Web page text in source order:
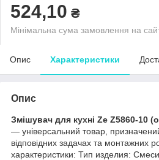
524,10 ₴
Мінімальна сума замовлення на
Опис Характеристики
Опис
Змішувач для кухні Ze Z5860-10
— універсальний товар,
відповідних задачах та монтажних
характеристики: Тип изделия: